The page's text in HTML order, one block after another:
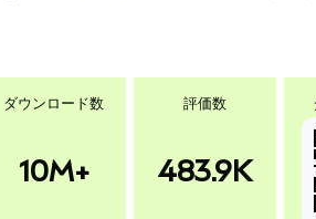
ダウンロード数
10M+
評価数
483.9K